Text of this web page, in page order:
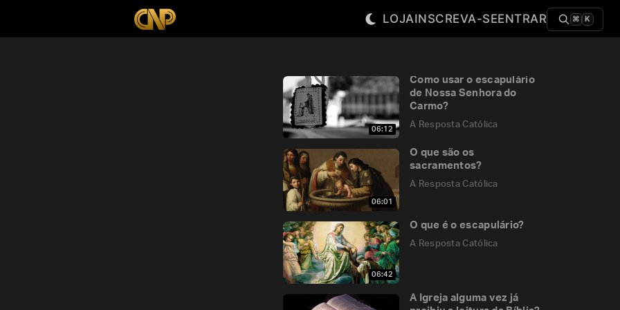
LOJAINSCREVA-SEENTRAR ⌘ K
06:12
Como usar o escapulário
de Nossa Senhora do
Carmo?
A Resposta Católica
06:01
O que são os
sacramentos?
A Resposta Católica
06:42
O que é o escapulário?
A Resposta Católica
A Igreja alguma vez já